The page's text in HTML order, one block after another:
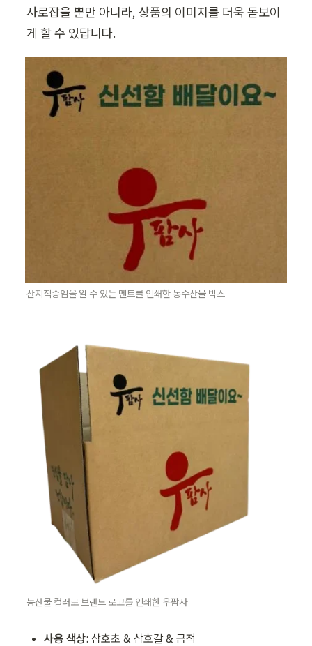
사로잡을 뿐만 아니라, 상품의 이미지를 더욱 돋보이
게 할 수 있답니다.
산지직송임을 알 수 있는 멘트를 인쇄한 농수산물 박스
농산물 컬러로 브랜드 로고를 인쇄한 우팜사
사용 색상: 삼호초 & 삼호갈 & 금적